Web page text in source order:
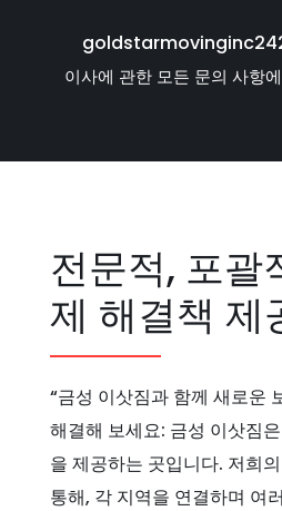
이사에 관한 모든 문의 사항
전문적, 포괄
제 해결책 제
“금성 이삿짐과 함께 새로운
해결해 보세요: 금성 이삿짐
을 제공하는 곳입니다. 저희
통해, 각 지역을 연결하며 여